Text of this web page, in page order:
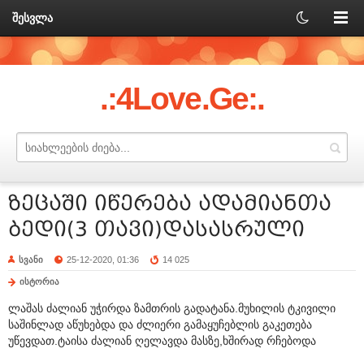
შესვლა
.:4Love.Ge:.
ზეცაში იწერება ადამიანთა
ბედი(3 თავი)დასასრული
სვანი 25-12-2020, 01:36 14 025
ისტორია
ლაშას ძალიან უჭირდა ზამთრის გადატანა.მუხილის ტკივილი
საშინლად აწუხებდა და ძლიერი გამაყუჩებლის გაკეთება
უწევდათ.ტაისა ძალიან ღელავდა მასზე,ხშირად რჩებოდა